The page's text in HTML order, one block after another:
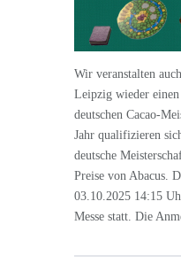
Wir veranstalten
Leipzig wieder
deutschen Cacao-
Jahr qualifizieren
deutsche
Preise von Abacus.
03.10.2025 14:15
Messe statt. Die